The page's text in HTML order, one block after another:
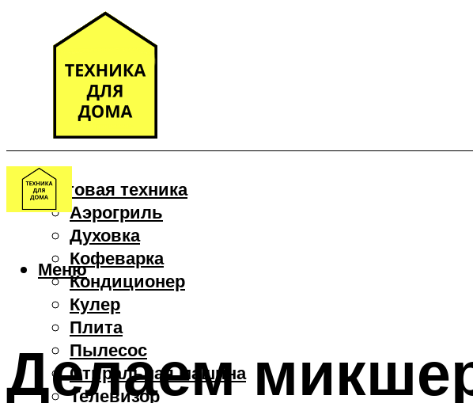
Бытовая техника
Аэрогриль
Духовка
Кофеварка
Кондиционер
Кулер
Плита
Пылесос
Стиральная машина
Телевизор
Меню
Делаем